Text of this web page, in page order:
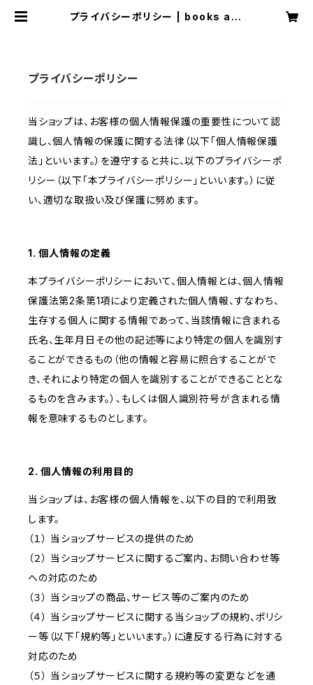
プライバシーポリシー | books are
プライバシーポリシー
当ショップは、お客様の個人情報保護の重要性について認
識し、個人情報の保護に関する法律（以下「個人情報保護
法」といいます。）を遵守すると共に、以下のプライバシーポ
リシー（以下「本プライバシーポリシー」といいます。）に従
い、適切な取扱い及び保護に努めます。
1. 個人情報の定義
本プライバシーポリシーにおいて、個人情報とは、個人情報
保護法第2条第1項により定義された個人情報、すなわち、
生存する個人に関する情報であって、当該情報に含まれる
氏名、生年月日その他の記述等により特定の個人を識別す
ることができるもの（他の情報と容易に照合することがで
き、それにより特定の個人を識別することができることとな
るものを含みます。）、もしくは個人識別符号が含まれる情
報を意味するものとします。
2. 個人情報の利用目的
当ショップは、お客様の個人情報を、以下の目的で利用致
します。
（１） 当ショップサービスの提供のため
（２） 当ショップサービスに関するご案内、お問い合わせ等
への対応のため
（３） 当ショップの商品、サービス等のご案内のため
（４） 当ショップサービスに関する当ショップの規約、ポリシ
ー等（以下「規約等」といいます。）に違反する行為に対する
対応のため
（５） 当ショップサービスに関する規約等の変更などを通